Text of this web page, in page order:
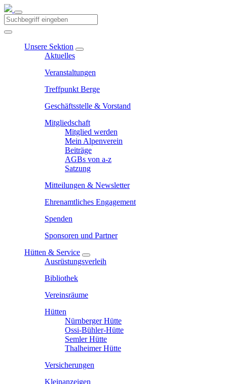
Unsere Sektion
Aktuelles
Veranstaltungen
Treffpunkt Berge
Geschäftsstelle & Vorstand
Mitgliedschaft
Mitglied werden
Mein Alpenverein
Beiträge
AGBs von a-z
Satzung
Mitteilungen & Newsletter
Ehrenamtliches Engagement
Spenden
Sponsoren und Partner
Hütten & Service
Ausrüstungsverleih
Bibliothek
Vereinsräume
Hütten
Nürnberger Hütte
Ossi-Bühler-Hütte
Semler Hütte
Thalheimer Hütte
Versicherungen
Kleinanzeigen